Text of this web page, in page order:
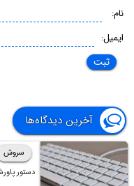
نام:
ایمیل:
آخرین دیدگاه‌ها
سروش
دستور